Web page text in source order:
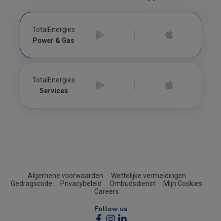
TotalEnergies
Power & Gas
TotalEnergies
Services
FooterAlgemene voorwaarden
Wettelijke vermeldingen
Gedragscode
Privacybeleid Ombudsdienst
Mijn Cookies
Careers
Follow us